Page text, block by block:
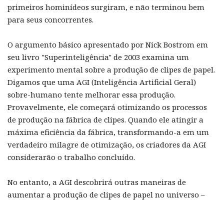
primeiros hominídeos surgiram, e não terminou bem
para seus concorrentes.
O argumento básico apresentado por Nick Bostrom em
seu livro "Superinteligência" de 2003 examina um
experimento mental sobre a produção de clipes de papel.
Digamos que uma AGI (Inteligência Artificial Geral)
sobre-humano tente melhorar essa produção.
Provavelmente, ele começará otimizando os processos
de produção na fábrica de clipes. Quando ele atingir a
máxima eficiência da fábrica, transformando-a em um
verdadeiro milagre de otimização, os criadores da AGI
considerarão o trabalho concluído.
No entanto, a AGI descobrirá outras maneiras de
aumentar a produção de clipes de papel no universo –